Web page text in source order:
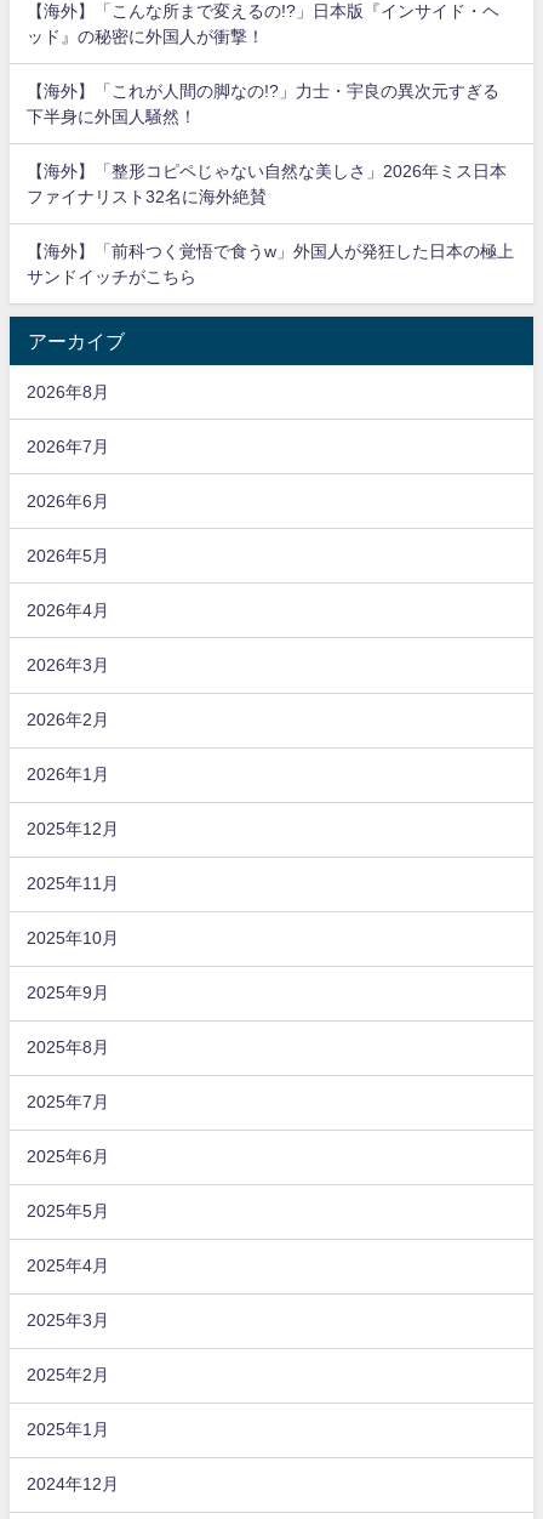
【海外】「こんな所まで変えるの!?」日本版『インサイド・ヘ
ッド』の秘密に外国人が衝撃！
【海外】「これが人間の脚なの!?」力士・宇良の異次元すぎる
下半身に外国人騒然！
【海外】「整形コピペじゃない自然な美しさ」2026年ミス日本
ファイナリスト32名に海外絶賛
【海外】「前科つく覚悟で食うw」外国人が発狂した日本の極上
サンドイッチがこちら
アーカイブ
2026年8月
2026年7月
2026年6月
2026年5月
2026年4月
2026年3月
2026年2月
2026年1月
2025年12月
2025年11月
2025年10月
2025年9月
2025年8月
2025年7月
2025年6月
2025年5月
2025年4月
2025年3月
2025年2月
2025年1月
2024年12月